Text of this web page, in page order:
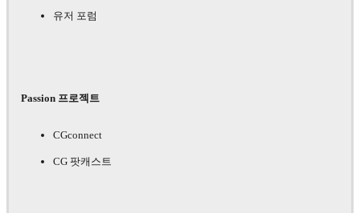
유저 포럼
Passion 프로젝트
CGconnect
CG 팟캐스트